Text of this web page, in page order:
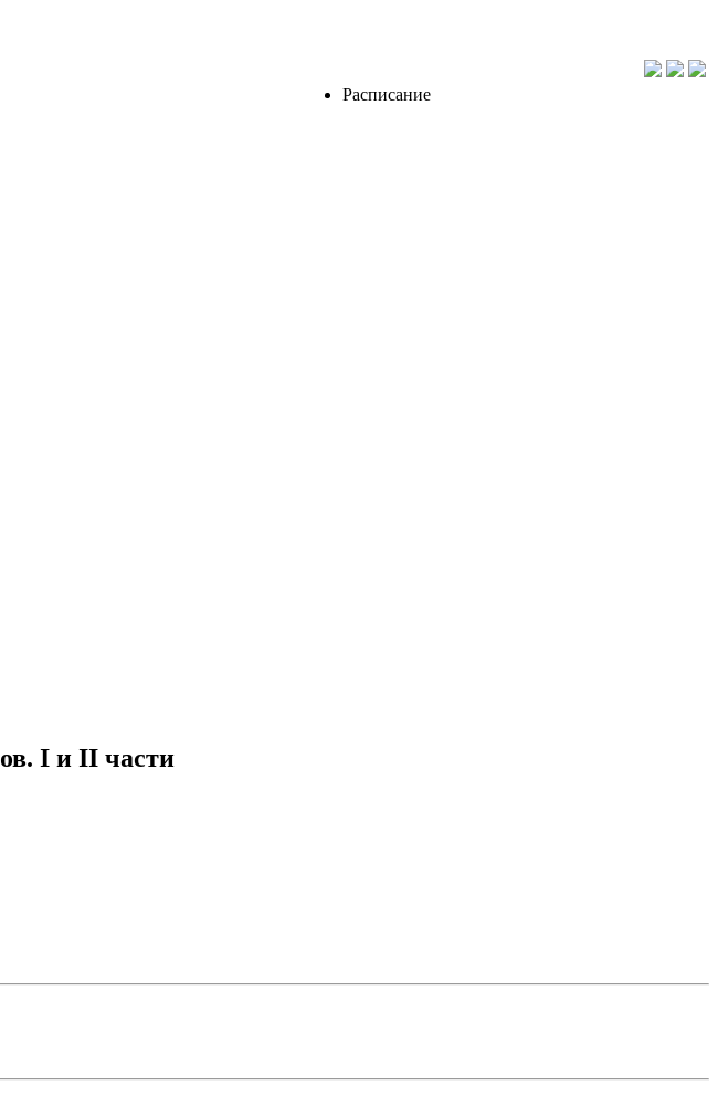
Расписание
I и II части